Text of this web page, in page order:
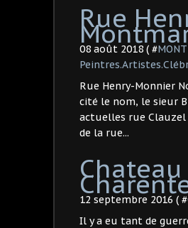
Rue
08 août 2018 ( #
Rue Henry-Monnier
cité le nom, le sieur
actuelles rue Clauzel
de la rue...
12 septembre 2016 ( #
Il y a eu tant de